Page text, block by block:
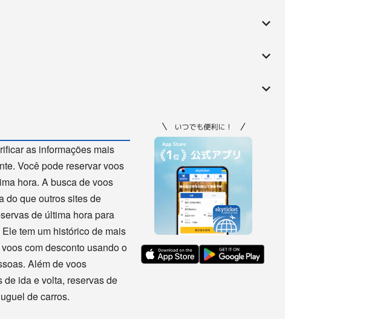
as informações mais
Você pode reservar voos
hora. A busca de voos
do que outros sites de
de última hora para
tem um histórico de mais
com desconto usando o
Além de voos
de ida e volta, reservas de
de carros.